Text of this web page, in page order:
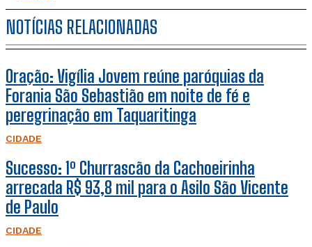
NOTÍCIAS RELACIONADAS
Oração: Vigília Jovem reúne paróquias da
Forania São Sebastião em noite de fé e
peregrinação em Taquaritinga
CIDADE
Sucesso: 1º Churrascão da Cachoeirinha
arrecada R$ 93,8 mil para o Asilo São Vicente
de Paulo
CIDADE